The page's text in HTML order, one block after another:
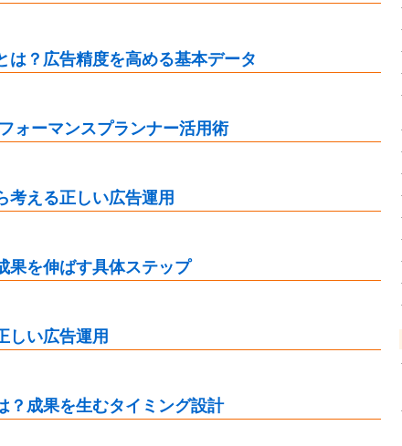
は？広告精度を高める基本データ
ォーマンスプランナー活用術
考える正しい広告運用
果を伸ばす具体ステップ
しい広告運用
？成果を生むタイミング設計